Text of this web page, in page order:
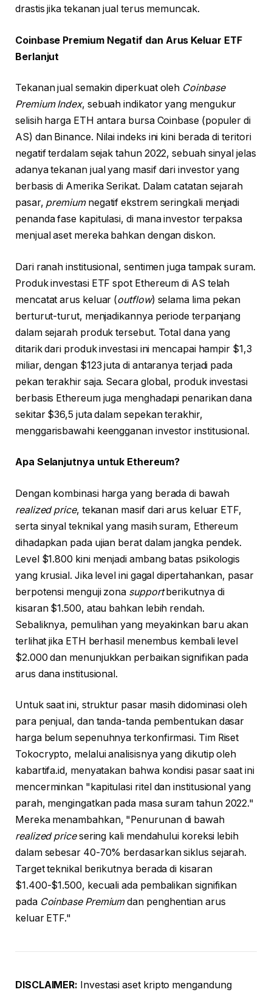
drastis jika tekanan jual terus memuncak.
Coinbase Premium Negatif dan Arus Keluar ETF
Berlanjut
Tekanan jual semakin diperkuat oleh Coinbase
Premium Index, sebuah indikator yang mengukur
selisih harga ETH antara bursa Coinbase (populer di
AS) dan Binance. Nilai indeks ini kini berada di teritori
negatif terdalam sejak tahun 2022, sebuah sinyal jelas
adanya tekanan jual yang masif dari investor yang
berbasis di Amerika Serikat. Dalam catatan sejarah
pasar, premiumnegatif ekstrem seringkali menjadi
penanda fase kapitulasi, di mana investor terpaksa
menjual aset mereka bahkan dengan diskon.
Dari ranah institusional, sentimen juga tampak suram.
Produk investasi ETF spot Ethereum di AS telah
mencatat arus keluar (outflow) selama lima pekan
berturut-turut, menjadikannya periode terpanjang
dalam sejarah produk tersebut. Total dana yang
ditarik dari produk investasi ini mencapai hampir $1,3
miliar, dengan $123 juta di antaranya terjadi pada
pekan terakhir saja. Secara global, produk investasi
berbasis Ethereum juga menghadapi penarikan dana
sekitar $36,5 juta dalam sepekan terakhir,
menggarisbawahi keengganan investor institusional.
Apa Selanjutnya untuk Ethereum?
Dengan kombinasi harga yang berada di bawah
realized price, tekanan masif dari arus keluar ETF,
serta sinyal teknikal yang masih suram, Ethereum
dihadapkan pada ujian berat dalam jangka pendek.
Level $1.800 kini menjadi ambang batas psikologis
yang krusial. Jika level ini gagal dipertahankan, pasar
berpotensi menguji zona supportberikutnya di
kisaran $1.500, atau bahkan lebih rendah.
Sebaliknya, pemulihan yang meyakinkan baru akan
terlihat jika ETH berhasil menembus kembali level
$2.000 dan menunjukkan perbaikan signifikan pada
arus dana institusional.
Untuk saat ini, struktur pasar masih didominasi oleh
para penjual, dan tanda-tanda pembentukan dasar
harga belum sepenuhnya terkonfirmasi. Tim Riset
Tokocrypto, melalui analisisnya yang dikutip oleh
kabartifa.id, menyatakan bahwa kondisi pasar saat ini
mencerminkan "kapitulasi ritel dan institusional yang
parah, mengingatkan pada masa suram tahun 2022."
Mereka menambahkan, "Penurunan di bawah
realized pricesering kali mendahului koreksi lebih
dalam sebesar 40-70% berdasarkan siklus sejarah.
Target teknikal berikutnya berada di kisaran
$1.400-$1.500, kecuali ada pembalikan signifikan
pada Coinbase Premiumdan penghentian arus
keluar ETF."
DISCLAIMER: Investasi aset kripto mengandung